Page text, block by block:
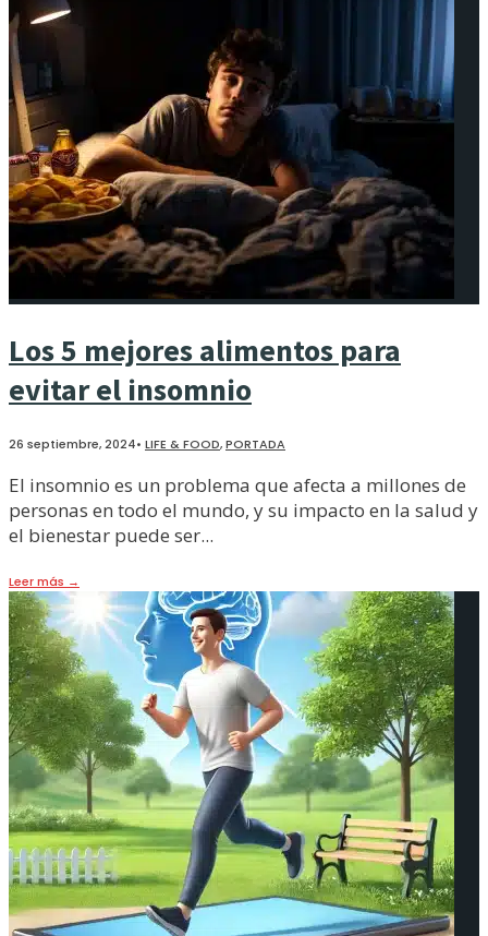
Los 5 mejores alimentos para
evitar el insomnio
26 septiembre, 2024• LIFE & FOOD,PORTADA
El insomnio es un problema que afecta a millones de
personas en todo el mundo, y su impacto en la salud y
el bienestar puede ser...
Leer más →